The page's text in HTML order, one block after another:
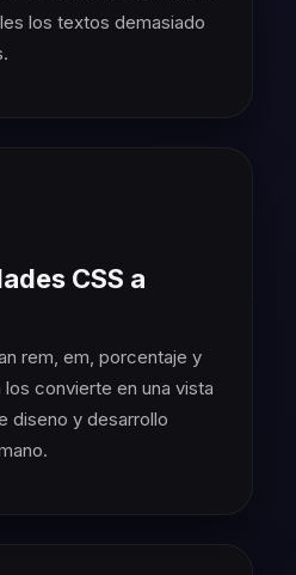
los textos demasiado
CSS a
rem, em, porcentaje y
convierte en una vista
diseno y desarrollo